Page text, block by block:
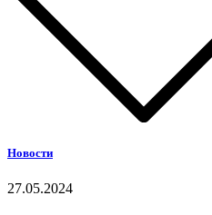
Новости
27.05.2024